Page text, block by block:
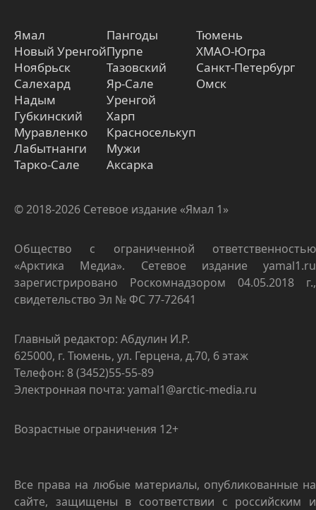
Ямал
Новый Уренгой
Ноябрьск
Салехард
Надым
Губкинский
Муравленко
Лабытнанги
Тарко-Сале
Пангоды
Пурпе
Тазовский
Яр-Сале
Уренгой
Харп
Красноселькуп
Мужи
Аксарка
Тюмень
ХМАО-Югра
Санкт-Петербург
Омск
© 2018-2026 Сетевое издание «Ямал 1»
Общество с ограниченной ответственностью
«Арктика Медиа». Сетевое издание yamal1.ru
зарегистрировано Роскомнадзором 04.05.2018 г.,
свидетельство Эл № ФС 77-72641
Главный редактор: Абдулин И.Р.
625000, г. Тюмень, ул. Герцена, д.70, 6 этаж
Телефон: 8 (3452)55-55-89
Электронная почта: yamal1@arctic-media.ru
Возрастные ограничения 12+
Все права на любые материалы, опубликованные на
сайте, защищены в соответствии с российским и